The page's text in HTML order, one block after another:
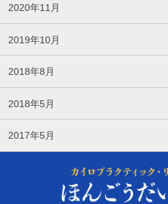
2020年11月
2019年10月
2018年8月
2018年5月
2017年5月